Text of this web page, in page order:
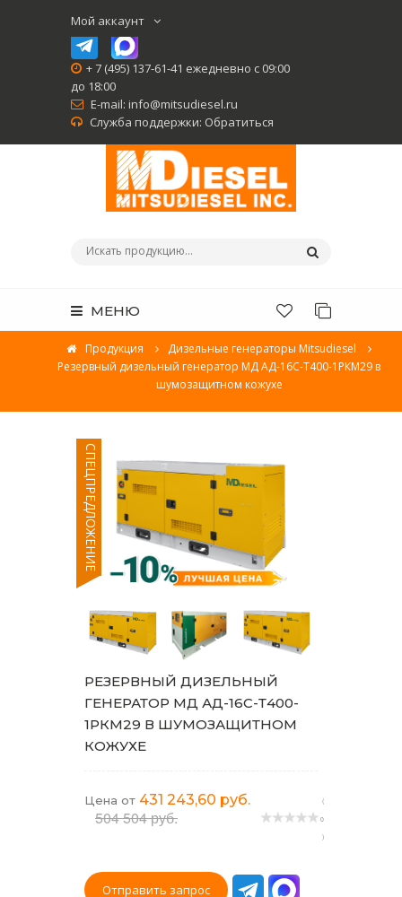
Мой аккаунт
+ 7 (495) 137-61-41 ежедневно с 09:00
до 18:00
E-mail: info@mitsudiesel.ru
Служба поддержки: Обратиться
МЕНЮ
Продукция
Дизельные генераторы Mitsudiesel
Резервный дизельный генератор МД АД-16С-Т400-1РКМ29 в
шумозащитном кожухе
СПЕЦПРЕДЛОЖЕНИЕ
РЕЗЕРВНЫЙ ДИЗЕЛЬНЫЙ
ГЕНЕРАТОР МД АД-16С-Т400-
1РКМ29 В ШУМОЗАЩИТНОМ
КОЖУХЕ
(
0
)
Цена от 431 243,60 руб.
504 504 руб.
Отправить запрос